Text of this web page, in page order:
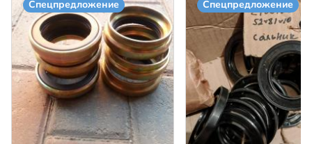
Спецпредложение Спецпредложение